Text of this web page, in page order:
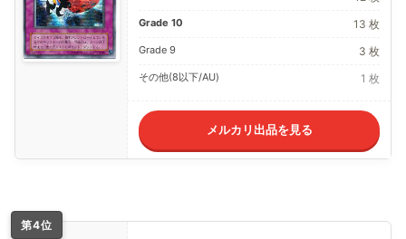
Grade 10 13 枚
Grade 9 3 枚
その他(8以下/AU) 1 枚
メルカリ出品を見る
第4位